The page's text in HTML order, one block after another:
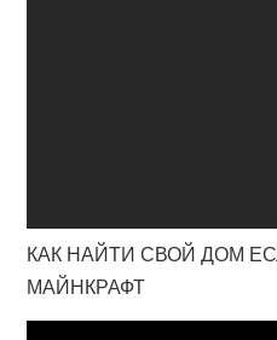
КАК НАЙТИ СВОЙ ДОМ
МАЙНКРАФТ